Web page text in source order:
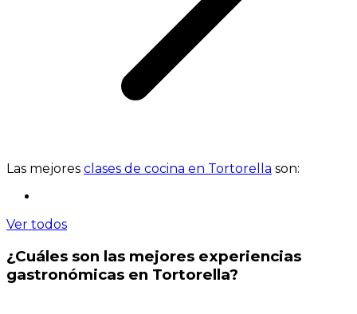
Las mejores clases de cocina en Tortorella son:
Ver todos
¿Cuáles son las mejores experiencias
gastronómicas en Tortorella?